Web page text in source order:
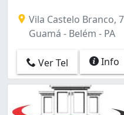
Vila Castelo Branco,
Guamá - Belém - PA
Ver Tel Info